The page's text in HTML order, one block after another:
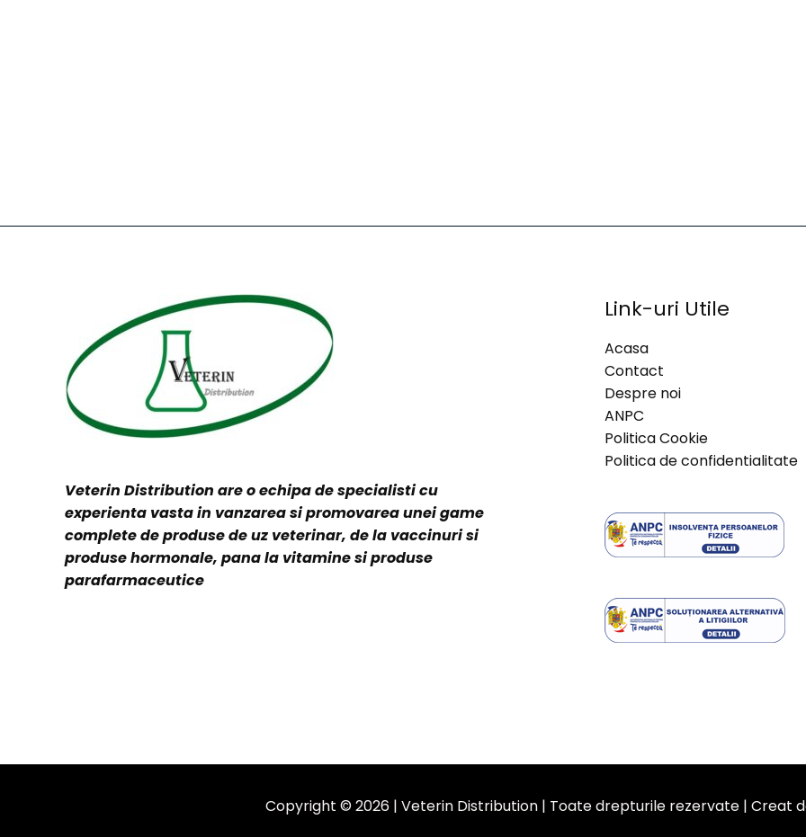
Veterin Distribution are o echipa de specialisti cu
experienta vasta in vanzarea si promovarea unei game
complete de produse de uz veterinar, de la vaccinuri si
produse hormonale, pana la vitamine si produse
parafarmaceutice
Link-uri Utile
Acasa
Contact
Despre noi
ANPC
Politica Cookie
Politica de confidentialitate
Copyright © 2026 | Veterin Distribution | Toate drepturile rezervate | Creat